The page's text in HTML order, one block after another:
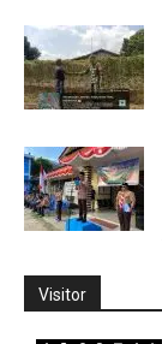
Visitor